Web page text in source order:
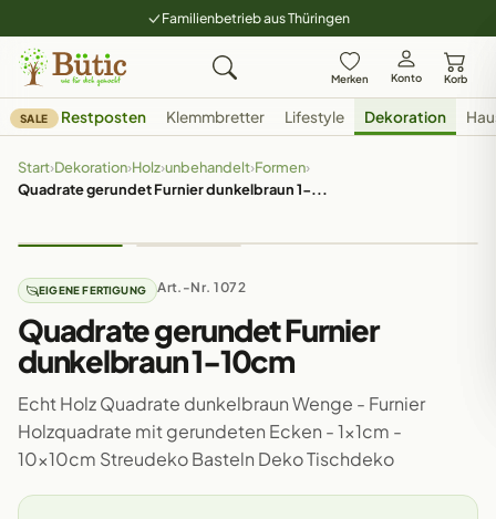
Familienbetrieb aus Thüringen
Merken Konto Korb
SALE Restposten Klemmbretter Lifestyle Dekoration
Start›Dekoration›Holz›unbehandelt›Formen›
Quadrate gerundet Furnier dunkelbraun 1-...
EIGENE FERTIGUNG Art.-Nr. 1072
Quadrate gerundet Furnier
dunkelbraun 1-10cm
Echt Holz Quadrate dunkelbraun Wenge - Furnier
Holzquadrate mit gerundeten Ecken - 1x1cm -
10x10cm Streudeko Basteln Deko Tischdeko